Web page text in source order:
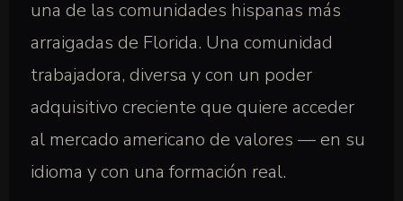
una de las comunidades hispanas más
arraigadas de Florida. Una comunidad
trabajadora, diversa y con un poder
adquisitivo creciente que quiere acceder
al mercado americano de valores — en su
idioma y con una formación real.